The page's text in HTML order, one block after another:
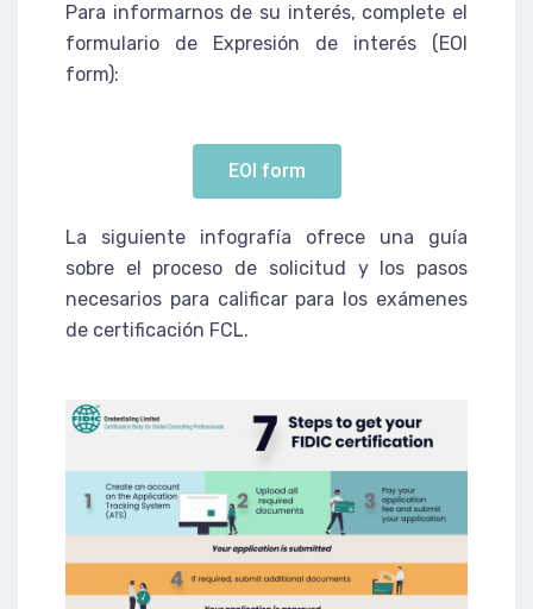
Para informarnos de su interés, complete el
formulario de Expresión de interés (EOI
form):
EOI form
La siguiente infografía ofrece una guía
sobre el proceso de solicitud y los pasos
necesarios para calificar para los exámenes
de certificación FCL.